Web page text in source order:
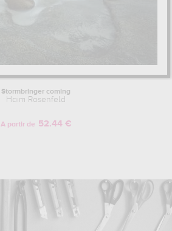
Stormbringer coming
Haim Rosenfeld
A partir de 52.44 €